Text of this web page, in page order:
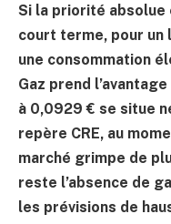
Si la priorité absolue
court terme, pour un
une consommation
Gaz prend
à 0,0929 € se situe
repère CRE, au
marché grimpe de
reste l’absence de
les prévisions de